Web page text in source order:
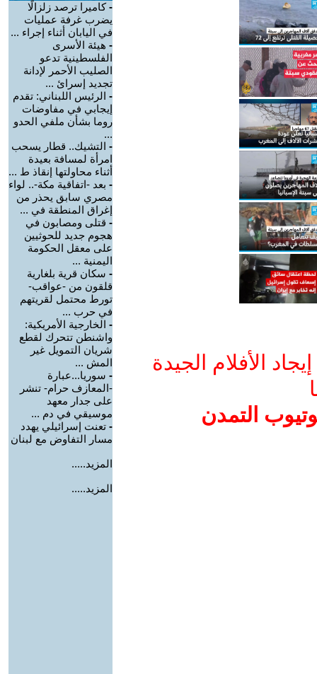
الأفلام الجيدة
التمدن
-كاميرا ترصد زلزالًا
يضرب غرفة عمليات
في اليابان أثناء إجراء ...
- هيئة الأسرى
الفلسطينية تدعو
الصليب الأحمر لإدانة
تجديد إسرائ ...
- الرئيس اللبناني: تقدم
إيجابي في مفاوضات
روما بشأن ملفي الحدو
...
- التشيك.. قطار يسحب
امرأة لمسافة بعيدة
أثناء محاولتها إنقاذ ط ...
- بعد -اتفاقية مكة-.. لواء
مصري سابق يحذر من
إغراق المنطقة في ...
- قتلى ومصابون في
هجوم جديد للحوثيين
على معقل الحكومة
اليمنية ...
- سكان قرية بلغارية
قلقون من -عواقب-
تورط محتمل لقريتهم
في حرب ...
- الخارجية الأمريكية:
واشنطن تتحرك لقطع
شريان التمويل غير
المش ...
- سوريا...عبارة
-المعازف حرام- تنشر
على جدار معهد
موسيقي في دم ...
- تعنت إسرائيلي يهدد
مسار التفاوض مع لبنان
المزيد.....
المزيد.....